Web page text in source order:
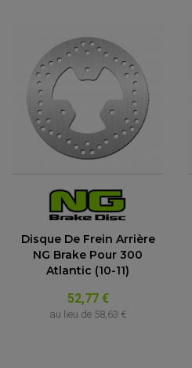
Disque De Frein Arrière
NG Brake Pour 300
Atlantic (10-11)
52,77 €
au lieu de 58,63 €